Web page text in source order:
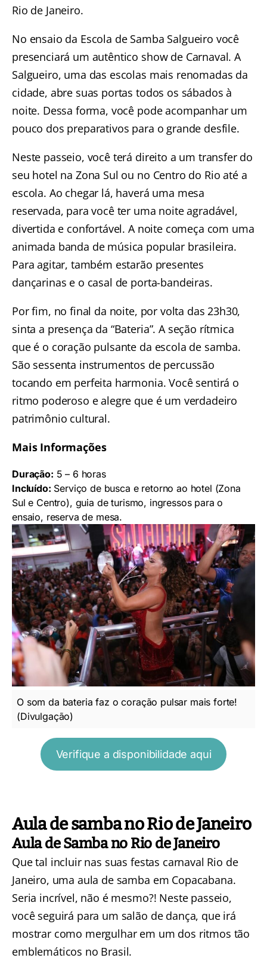
Rio de Janeiro.
No ensaio da Escola de Samba Salgueiro você
presenciará um autêntico show de Carnaval. A
Salgueiro, uma das escolas mais renomadas da
cidade, abre suas portas todos os sábados à
noite. Dessa forma, você pode acompanhar um
pouco dos preparativos para o grande desfile.
Neste passeio, você terá direito a um transfer do
seu hotel na Zona Sul ou no Centro do Rio até a
escola. Ao chegar lá, haverá uma mesa
reservada, para você ter uma noite agradável,
divertida e confortável. A noite começa com uma
animada banda de música popular brasileira.
Para agitar, também estarão presentes
dançarinas e o casal de porta-bandeiras.
Por fim, no final da noite, por volta das 23h30,
sinta a presença da “Bateria”. A seção rítmica
que é o coração pulsante da escola de samba.
São sessenta instrumentos de percussão
tocando em perfeita harmonia. Você sentirá o
ritmo poderoso e alegre que é um verdadeiro
patrimônio cultural.
Mais Informações
Duração: 5 – 6 horas
Incluído: Serviço de busca e retorno ao hotel (Zona
Sul e Centro), guia de turismo, ingressos para o
ensaio, reserva de mesa.
O som da bateria faz o coração pulsar mais forte!
(Divulgação)
Verifique a disponibilidade aqui
Aula de samba no Rio de Janeiro
Aula de Samba no Rio de Janeiro
Que tal incluir nas suas festas carnaval Rio de
Janeiro, uma aula de samba em Copacabana.
Seria incrível, não é mesmo?! Neste passeio,
você seguirá para um salão de dança, que irá
mostrar como mergulhar em um dos ritmos tão
emblemáticos no Brasil.